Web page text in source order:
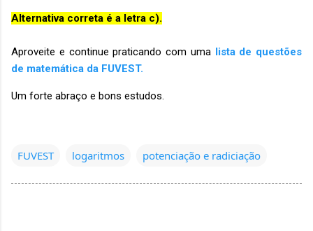
Alternativa correta é a letra c).
Aproveite e continue praticando com uma
lista de questões
de matemática da FUVEST.
Um forte abraço e bons estudos.
FUVEST logaritmos potenciação e radiciação